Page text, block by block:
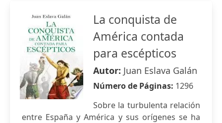
La conquista de
América contada
para escépticos
Autor: Juan Eslava Galán
Número de Páginas: 1296
Sobre la turbulenta relación
entre España y América y sus orígenes se ha